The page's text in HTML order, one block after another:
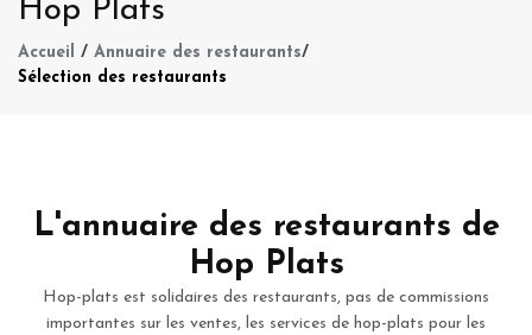
Hop Plats
Accueil / Annuaire des restaurants/
Sélection des restaurants
L'annuaire des restaurants de
Hop Plats
Hop-plats est solidaires des restaurants, pas de commissions
importantes sur les ventes, les services de hop-plats pour les